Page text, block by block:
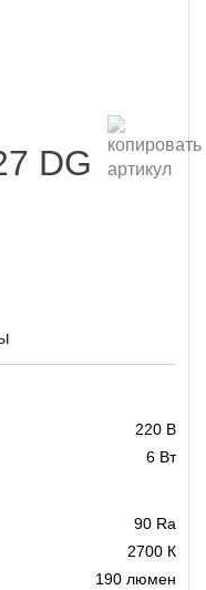
DG
220 В
6 Вт
90 Ra
2700 К
190 люмен